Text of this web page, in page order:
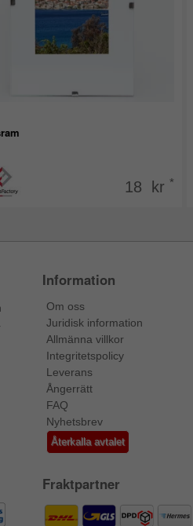
18 kr *
Information
Om oss
Juridisk information
Allmänna villkor
Integritetspolicy
Leverans
Ångerrätt
FAQ
Nyhetsbrev
Återkalla avtalet
Fraktpartner